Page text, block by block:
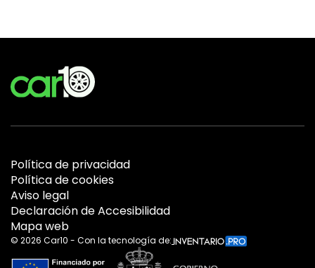
Política de privacidad
Política de cookies
Aviso legal
Declaración de Accesibilidad
Mapa web
© 2026 Car10 - Con la tecnología de: